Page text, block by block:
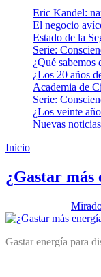
Eric Kandel:
El negocio
Estado de la
Serie:
¿Qué sabemos
¿Los 20 años
Academia de
Serie:
¿Los veinte
Nuevas
Inicio
¿Gastar más
Gastar energía para